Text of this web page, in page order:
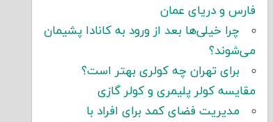
فارس و دریای عمان
چرا خیلی‌ها بعد از ورود به کانادا پشیمان
می‌شوند؟
برای تهران چه کولری بهتر است؟
مقایسه کولر پلیمری و کولر گازی
مدیریت فضای کمد برای افراد با